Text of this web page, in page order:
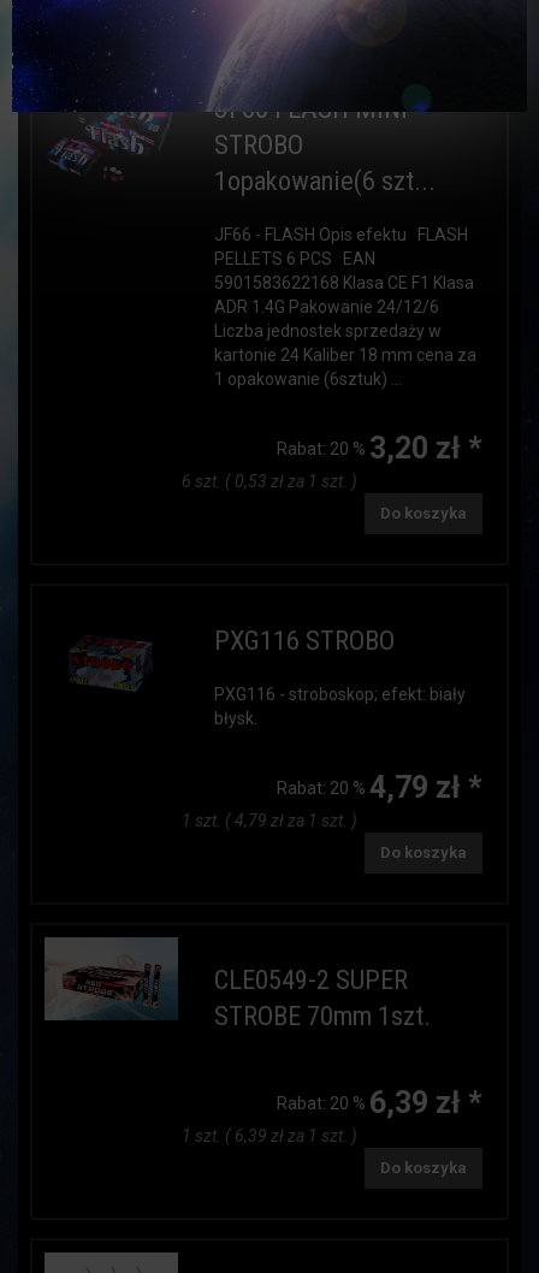
JF66 FLASH MINI
STROBO
1opakowanie(6 szt...
JF66 - FLASH Opis efektu FLASH
PELLETS 6 PCS EAN
5901583622168 Klasa CE F1 Klasa
ADR 1.4G Pakowanie 24/12/6
Liczba jednostek sprzedaży w
kartonie 24 Kaliber 18 mm cena za
1 opakowanie (6sztuk) ...
Rabat: 20 % 3,20 zł *
6 szt. ( 0,53 zł za 1 szt. )
Do koszyka
PXG116 STROBO
PXG116 - stroboskop; efekt: biały
błysk.
Rabat: 20 % 4,79 zł *
1 szt. ( 4,79 zł za 1 szt. )
Do koszyka
CLE0549-2 SUPER
STROBE 70mm 1szt.
Rabat: 20 % 6,39 zł *
1 szt. ( 6,39 zł za 1 szt. )
Do koszyka